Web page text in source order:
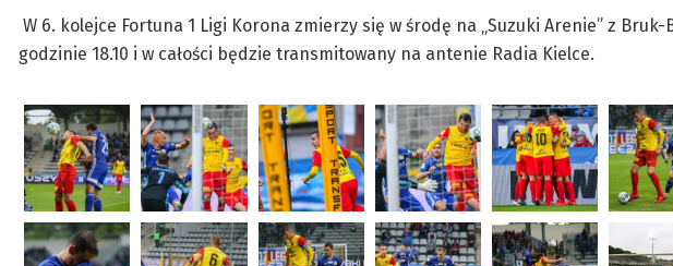
W 6. kolejce Fortuna 1 Ligi Korona zmierzy się w środę na „Suzuki Arenie” z
godzinie 18.10 i w całości będzie transmitowany na antenie Radia Kielce.